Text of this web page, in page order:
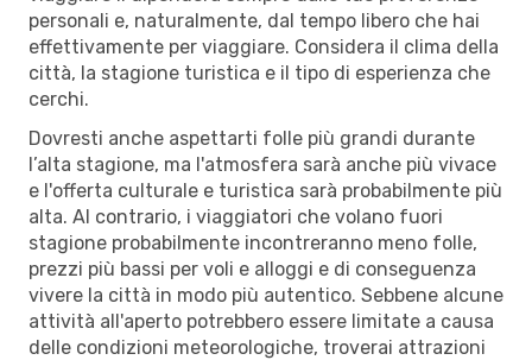
personali e, naturalmente, dal tempo libero che hai
effettivamente per viaggiare. Considera il clima della
città, la stagione turistica e il tipo di esperienza che
cerchi.
Dovresti anche aspettarti folle più grandi durante
l’alta stagione, ma l'atmosfera sarà anche più vivace
e l'offerta culturale e turistica sarà probabilmente più
alta. Al contrario, i viaggiatori che volano fuori
stagione probabilmente incontreranno meno folle,
prezzi più bassi per voli e alloggi e di conseguenza
vivere la città in modo più autentico. Sebbene alcune
attività all'aperto potrebbero essere limitate a causa
delle condizioni meteorologiche, troverai attrazioni